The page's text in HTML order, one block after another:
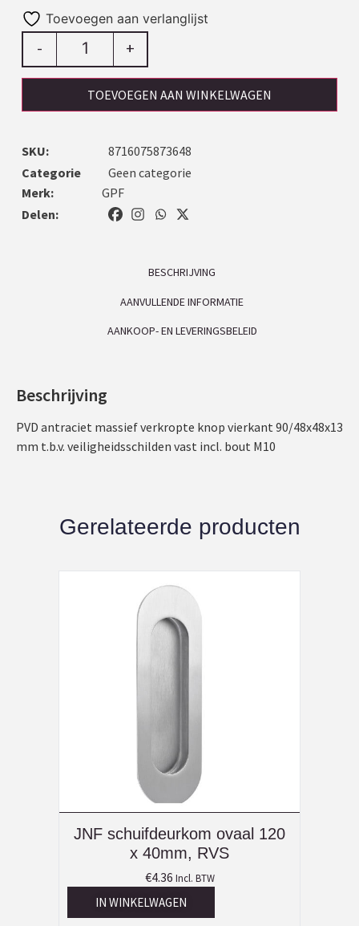
Toevoegen aan verlanglijst
- +
TOEVOEGEN AAN WINKELWAGEN
SKU:
8716075873648
Categorie
Geen categorie
Merk:
GPF
Delen:
BESCHRIJVING
AANVULLENDE INFORMATIE
AANKOOP- EN LEVERINGSBELEID
Beschrijving
PVD antraciet massief verkropte knop vierkant 90/48x48x13
mm t.b.v. veiligheidsschilden vast incl. bout M10
Gerelateerde producten
JNF schuifdeurkom ovaal 120
x 40mm, RVS
€4.36 Incl. BTW
IN WINKELWAGEN